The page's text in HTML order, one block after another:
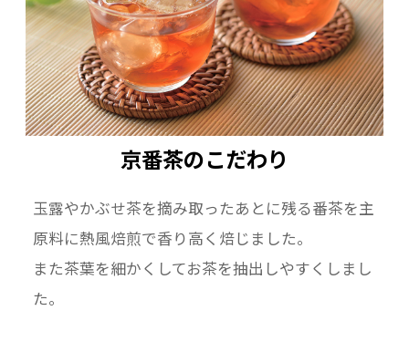
京番茶のこだわり
玉露やかぶせ茶を摘み取ったあとに残る番茶を主
原料に熱風焙煎で香り高く焙じました。
また茶葉を細かくしてお茶を抽出しやすくしまし
た。